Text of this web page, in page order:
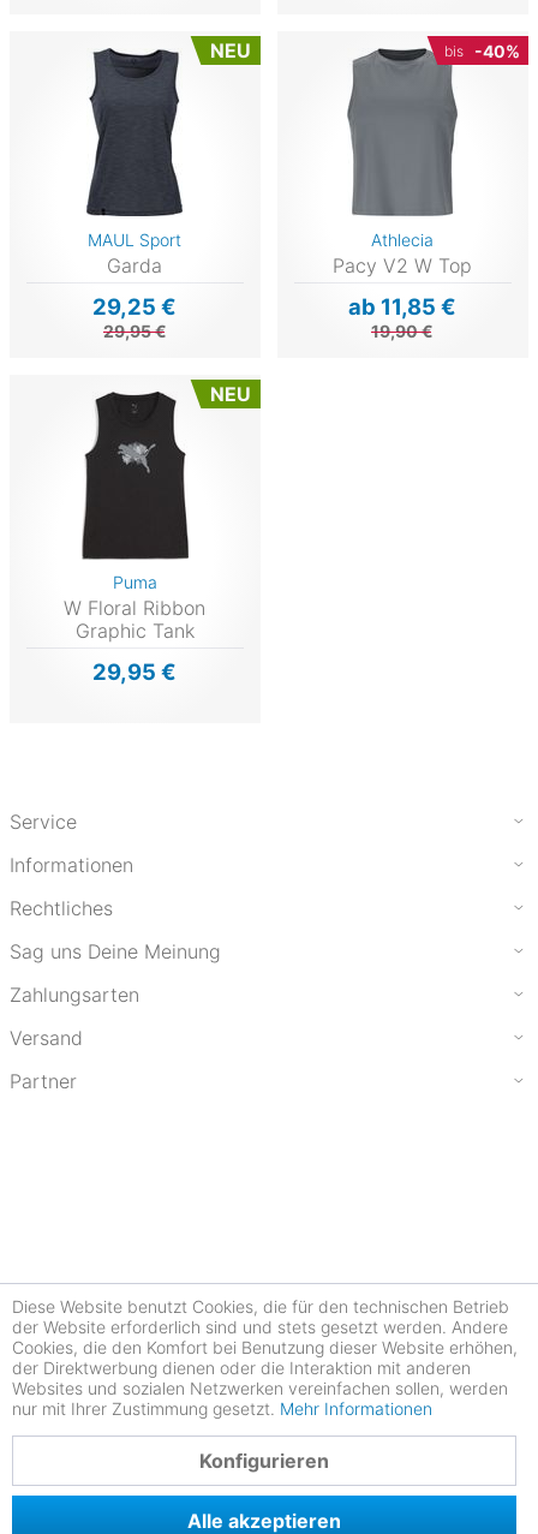
NEU
MAUL Sport
Garda
29,25 €
29,95 €
bis -40%
Athlecia
Pacy V2 W Top
ab 11,85 €
19,90 €
NEU
Puma
W Floral Ribbon
Graphic Tank
29,95 €
Service
Informationen
Rechtliches
Sag uns Deine Meinung
Zahlungsarten
Versand
Partner
Diese Website benutzt Cookies, die für den technischen Betrieb
der Website erforderlich sind und stets gesetzt werden. Andere
Cookies, die den Komfort bei Benutzung dieser Website erhöhen,
der Direktwerbung dienen oder die Interaktion mit anderen
Websites und sozialen Netzwerken vereinfachen sollen, werden
nur mit Ihrer Zustimmung gesetzt. Mehr Informationen
Konfigurieren
Alle akzeptieren